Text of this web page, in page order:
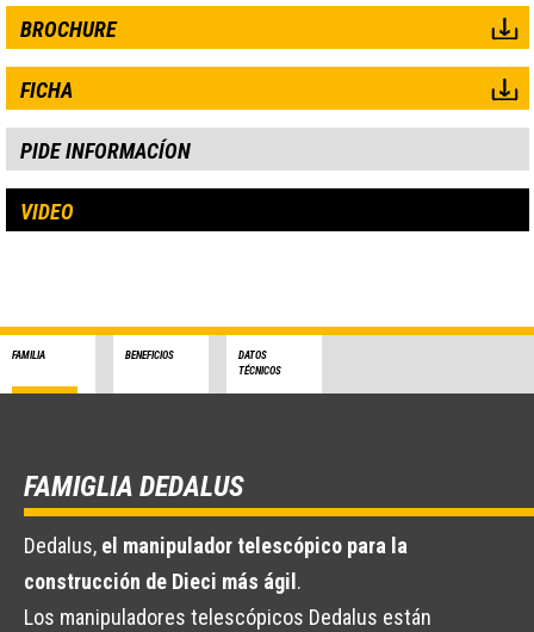
BROCHURE
FICHA
PIDE INFORMACÍON
VIDEO
FAMILIA BENEFICIOS
DATOS
TÉCNICOS
FAMIGLIA DEDALUS
Dedalus, el manipulador telescópico para la
construcción de Dieci más ágil .
Los manipuladores telescópicos Dedalus están